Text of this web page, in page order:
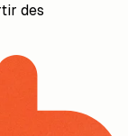
des